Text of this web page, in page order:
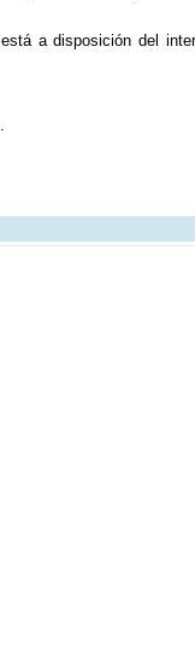
a disposición del